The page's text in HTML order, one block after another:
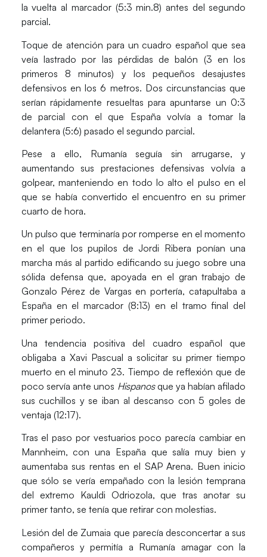
la vuelta al marcador (5:3 min.8) antes del segundo
parcial.
Toque de atención para un cuadro español que sea
veíalastrado por las pérdidas de balón (3 en los
primeros 8 minutos) y los pequeños desajustes
defensivos en los 6 metros. Dos circunstancias que
serían rápidamente resueltas para apuntarse un 0:3
de parcial con el que España volvía a tomar la
delantera (5:6) pasado el segundo parcial.
Pese a ello, Rumanía seguía sin arrugarse, y
aumentando sus prestaciones defensivas volvía a
golpear, manteniendo en todo lo alto el pulso en el
que se había convertido el encuentro en su primer
cuarto de hora.
Un pulso que terminaría por romperse en el momento
en el que los pupilos deJordi Ribera ponían una
marcha más al partido edificando su juego sobre una
sólida defensa que, apoyada en el gran trabajo de
Gonzalo Pérez de Vargas en portería, catapultaba a
España en el marcador (8:13) en el tramo final del
primer periodo.
Una tendencia positiva del cuadro español que
obligaba a Xavi Pascual a solicitar su primer tiempo
muerto en el minuto 23. Tiempo de reflexión que de
poco servía ante unos Hispanosque ya habían afilado
sus cuchillos y se iban al descanso con 5 goles de
ventaja (12:17).
Tras el paso por vestuarios poco parecía cambiar en
Mannheim, con una España que salía muy bien y
aumentaba sus rentas en el SAP Arena. Buen inicio
que sólo se vería empañado con la lesión temprana
del extremo Kauldi Odriozola, que tras anotar su
primer tanto, se tenía que retirar con molestias.
Lesión del de Zumaia que parecía desconcertar a sus
compañeros y permitía a Rumanía amagar con la